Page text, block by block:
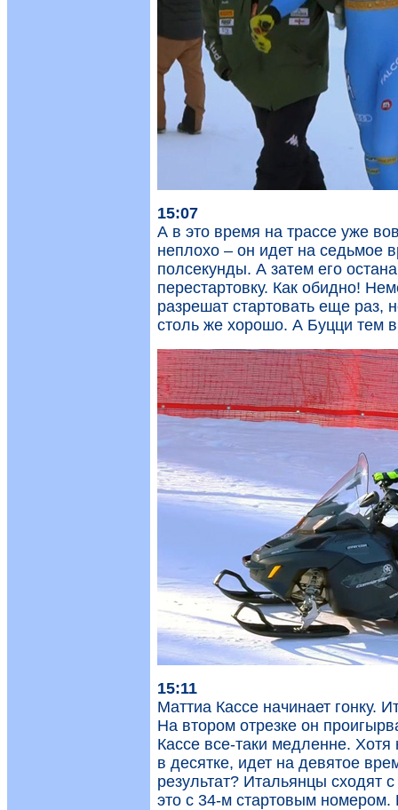
15:07
А в это время на трассе уже
неплохо – он идет на седьмое
полсекунды. А затем его
перестартовку. Как обидно!
разрешат стартовать еще раз,
столь же хорошо. А Буцци тем
15:11
Маттиа Кассе начинает гонку.
На втором отрезке он
Кассе все-таки медленне. Хотя
в десятке, идет на девятое
результат? Итальянцы сходят
это с 34-м стартовым